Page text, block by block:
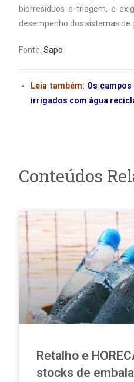
biorresíduos e triagem, e
desempenho dos sistemas de
Fonte:Sapo
Leia também: Os
irrigados com água
Conteúdos
Retalho e
stocks de